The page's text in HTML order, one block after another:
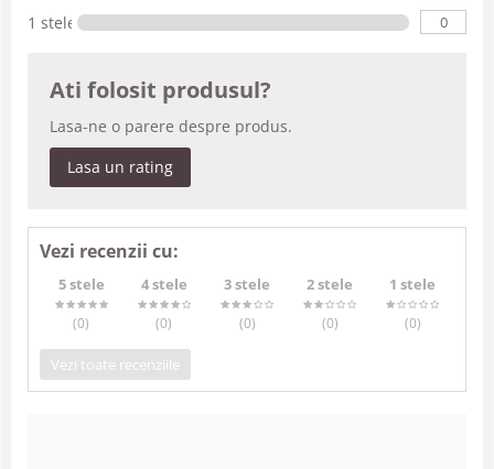
1 stele 0
Ati folosit produsul?
Lasa-ne o parere despre produs.
Lasa un rating
Vezi recenzii cu:
5 stele
(0)
4 stele
(0)
3 stele
(0)
2 stele
(0)
1 stele
(0)
Vezi toate recenziile